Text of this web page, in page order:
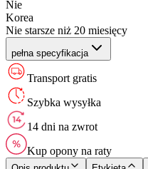
Nie
Korea
Nie starsze niż 20 miesięcy
pełna specyfikacja
Transport gratis
Szybka wysyłka
14 dni na zwrot
Kup opony na raty